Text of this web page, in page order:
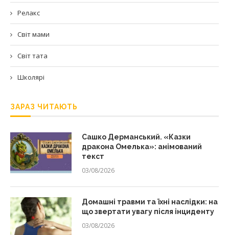
Релакс
Світ мами
Світ тата
Школярі
ЗАРАЗ ЧИТАЮТЬ
Сашко Дерманський. «Казки
дракона Омелька»: анімований
текст
03/08/2026
Домашні травми та їхні наслідки: на
що звертати увагу після інциденту
03/08/2026